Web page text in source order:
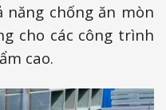
năng chống ăn mòn
cho các công trình
cao.